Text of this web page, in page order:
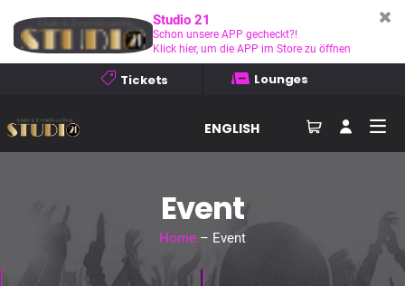
Tickets Lounges
ENGLISH
Event
Home – Event
Studio 21
Schon unsere APP gecheckt?!
Klick hier, um die APP im Store zu öffnen